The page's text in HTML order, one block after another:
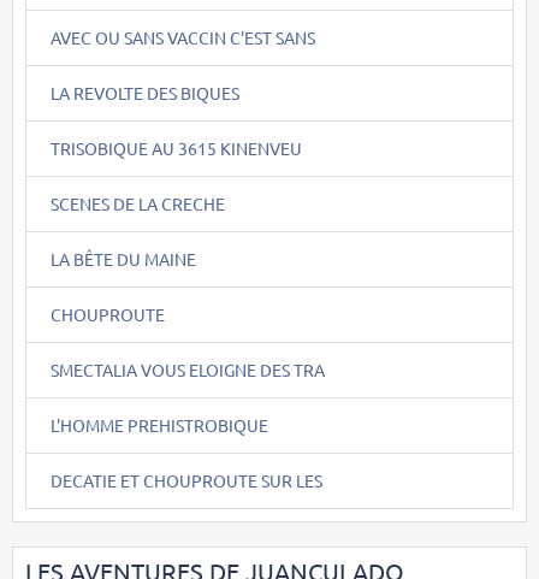
AVEC OU SANS VACCIN C'EST SANS
LA REVOLTE DES BIQUES
TRISOBIQUE AU 3615 KINENVEU
SCENES DE LA CRECHE
LA BÊTE DU MAINE
CHOUPROUTE
SMECTALIA VOUS ELOIGNE DES TRA
L'HOMME PREHISTROBIQUE
DECATIE ET CHOUPROUTE SUR LES
LES AVENTURES DE JUANCULADO